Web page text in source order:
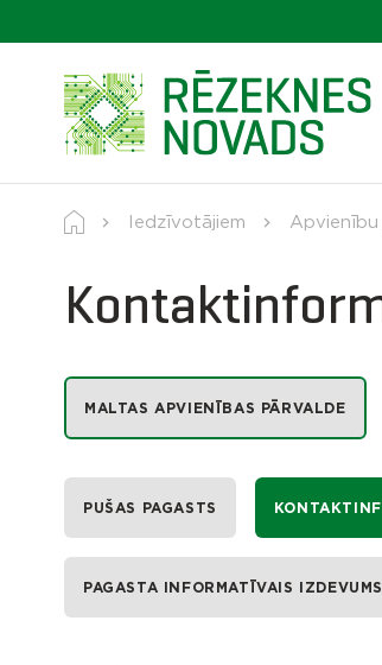
Iedzīvotājiem
MALTAS APVIENĪBAS PĀRVALDE
PUŠAS PAGASTS
PAGASTA INFORMATĪVAIS